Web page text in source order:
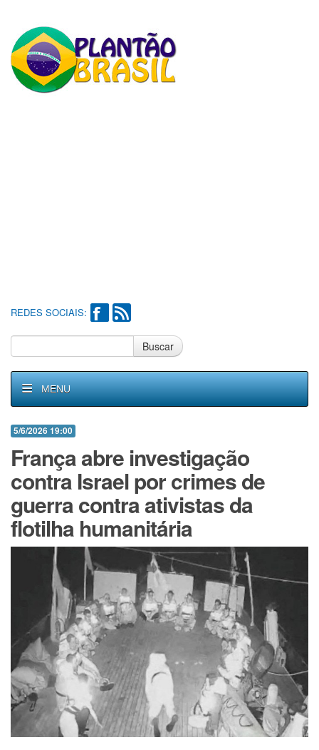
REDES SOCIAIS:
Buscar
MENU
5/6/2026 19:00
França abre investigação
contra Israel por crimes de
guerra contra ativistas da
flotilha humanitária